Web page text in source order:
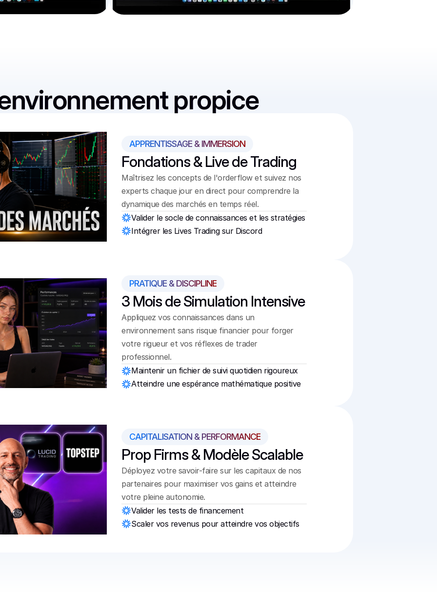
propice
APPRENTISSAGE & IMMERSION
Fondations & Live de Trading
Maîtrisez les concepts de l'orderflow et suivez nos
experts chaque jour en direct pour comprendre la
dynamique des marchés en temps réel.
Valider le socle de connaissances et les stratégies
Intégrer les Lives Trading sur Discord
PRATIQUE & DISCIPLINE
3 Mois de Simulation Intensive
Appliquez vos connaissances dans un
environnement sans risque financier pour forger
votre rigueur et vos réflexes de trader
professionnel.
Maintenir un fichier de suivi quotidien rigoureux
Atteindre une espérance mathématique positive
CAPITALISATION & PERFORMANCE
Prop Firms & Modèle Scalable
Déployez votre savoir-faire sur les capitaux de nos
partenaires pour maximiser vos gains et atteindre
votre pleine autonomie.
Valider les tests de financement
Scaler vos revenus pour atteindre vos objectifs